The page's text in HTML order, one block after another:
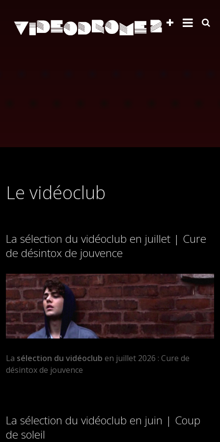
Le vidéoclub
La sélection du vidéoclub en juillet | Cure
de désintox de jouvence
La sélection du vidéoclub en juillet 2026 : Cure de
désintox de jouvence
La sélection du vidéoclub en juin | Coup
de soleil